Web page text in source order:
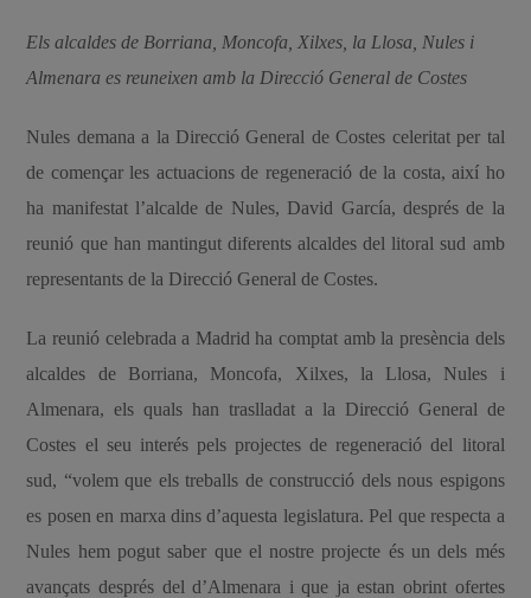
Els alcaldes de Borriana, Moncofa, Xilxes, la Llosa, Nules i
Almenara es reuneixen amb la Direcció General de Costes
Nules demana a la Direcció General de Costes celeritat per tal
de començar les actuacions de regeneració de la costa, així ho
ha manifestat l’alcalde de Nules, David García, després de la
reunió que han mantingut diferents alcaldes del litoral sud amb
representants de la Direcció General de Costes.
La reunió celebrada a Madrid ha comptat amb la presència dels
alcaldes de Borriana, Moncofa, Xilxes, la Llosa, Nules i
Almenara, els quals han traslladat a la Direcció General de
Costes el seu interés pels projectes de regeneració del litoral
sud, “volem que els treballs de construcció dels nous espigons
es posen en marxa dins d’aquesta legislatura. Pel que respecta a
Nules hem pogut saber que el nostre projecte és un dels més
avançats després del d’Almenara i que ja estan obrint ofertes